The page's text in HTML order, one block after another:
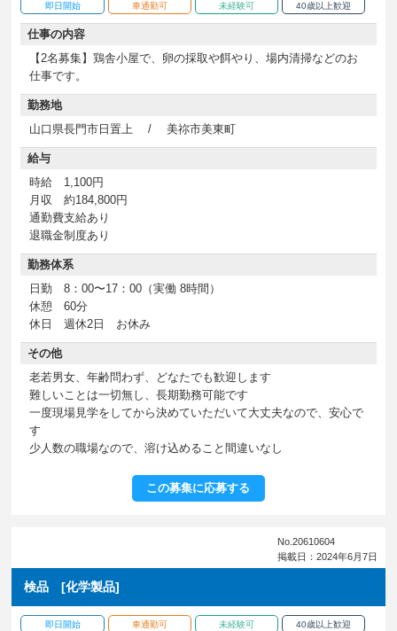
即日開始 車通勤可 未経験可 40歳以上歓迎
仕事の内容
【2名募集】鶏舎小屋で、卵の採取や餌やり、場内清掃などのお
仕事です。
勤務地
山口県長門市日置上 / 美祢市美東町
給与
時給 1,100円
月収 約184,800円
通勤費支給あり
退職金制度あり
勤務体系
日勤 8：00〜17：00（実働 8時間）
休憩 60分
休日 週休2日 お休み
その他
老若男女、年齢問わず、どなたでも歓迎します
難しいことは一切無し、長期勤務可能です
一度現場見学をしてから決めていただいて大丈夫なので、安心で
す
少人数の職場なので、溶け込めること間違いなし
この募集に応募する
No.20610604
掲載日：2024年6月7日
検品 [化学製品]
即日開始 車通勤可 未経験可 40歳以上歓迎